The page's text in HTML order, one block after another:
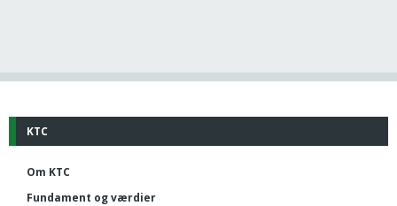
KTC
Om KTC
Fundament og værdier